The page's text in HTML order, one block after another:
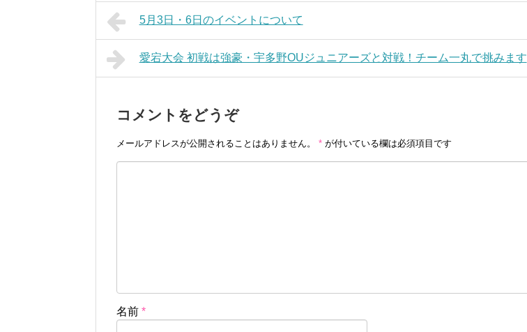
5月3日・6日のイベントについて
愛宕大会 初戦は強豪・宇多野OUジュニアーズと対戦！チーム一丸で挑みます
コメントをどうぞ
メールアドレスが公開されることはありません。 * が付いている欄は必須項目です
名前 *